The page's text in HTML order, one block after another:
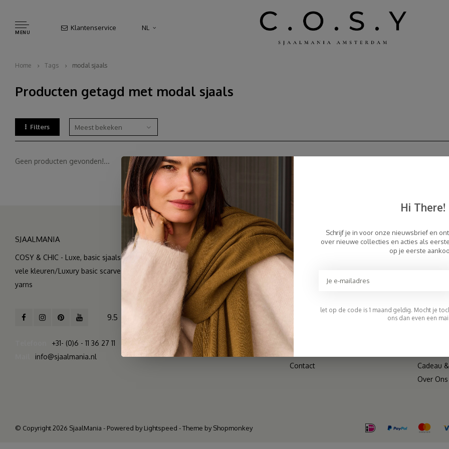
MENU
Klantenservice NL
Home Tags modal sjaals
Producten getagd met modal sjaals
Filters Meest bekeken
Geen producten gevonden!...
SJAALMANIA
COSY & CHIC - Luxe, basic sjaals van natuurlijke materialen in
vele kleuren/Luxury basic scarves made of high quality natural
yarns
+31- (0)6 - 11 36 27 11
info@sjaalmania.nl
9.5 2.261 reviews
KLANTENSERVICE
Veelgestelde Vragen
Betaalmethoden
Verzenden & Retourneren & Ruilen
Algemene voorwaarden
Privacy Policy
Sitemap
Contact
Cadeau
Over Ons
© Copyright 2026 SjaalMania - Powered byLightspeed - Theme byShopmonkey
Hi There!
Schrijf je in voor onze nieuwsbrief en
over nieuwe collecties en acties als
op je eerste
let op de code is 1 maand geldig. Mocht je
ons dan even een